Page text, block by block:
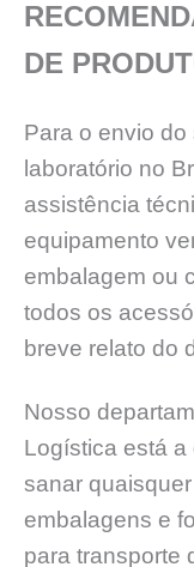
DE
Para o envio
laboratório no
assistência
equipamento
embalagem ou
todos os
breve relato do
Nosso
Logística está a
sanar
embalagens e
para transporte